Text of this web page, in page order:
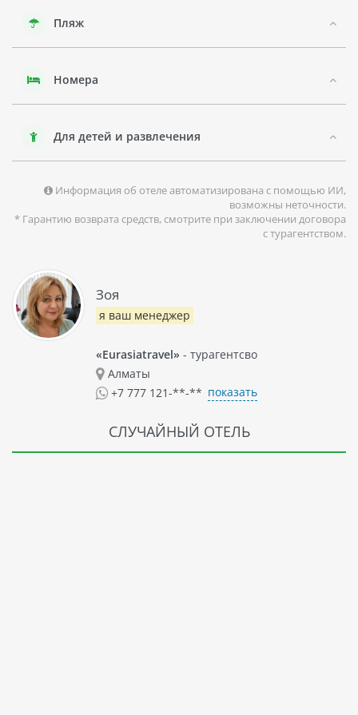
Пляж
Номера
Для детей и развлечения
Информация об отеле автоматизирована с помощью ИИ,
возможны неточности.
* Гарантию возврата средств, смотрите при заключении договора
с турагентством.
Зоя
я ваш менеджер
«Eurasiatravel» - турагентсво
Алматы
+7 777 121-**-** показать
СЛУЧАЙНЫЙ ОТЕЛЬ